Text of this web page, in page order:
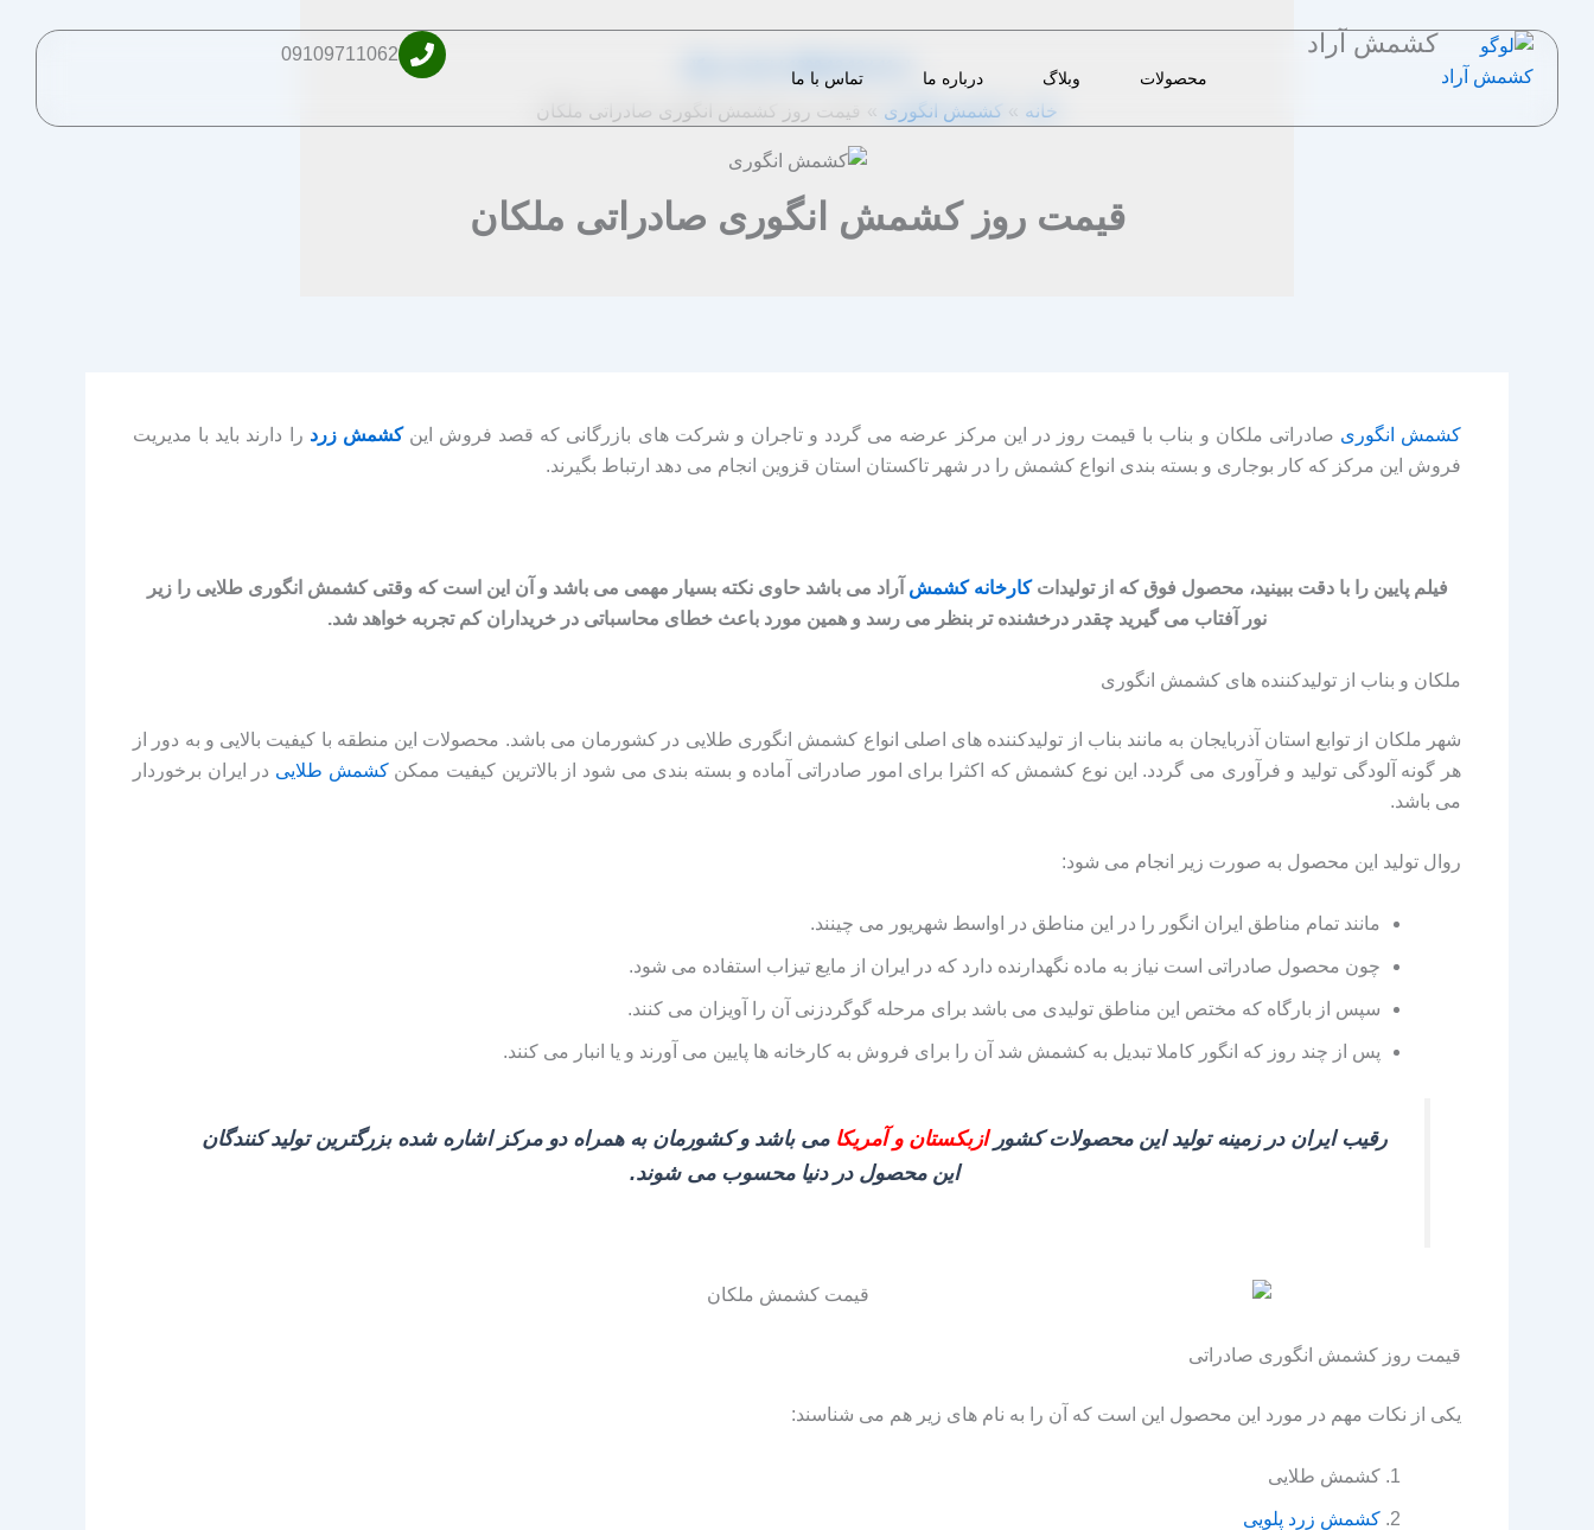
کشمش آراد
محصولات وبلاگ درباره ما تماس با ما
09109711062
1398-12-12
خانه کشمش انگوری قیمت روز کشمش انگوری صادراتی ملکان
قیمت روز کشمش انگوری صادراتی ملکان
کشمش انگوری صادراتی ملکان و بناب با قیمت روز در این مرکز عرضه می گردد و تاجران و شرکت های بازرگانی که قصد فروش اینکشمش زرد را دارند باید با مدیریت
فروش این مرکز که کار بوجاری و بسته بندی انواع کشمش را در شهر تاکستان استان قزوین انجام می دهد ارتباط بگیرند.
فیلم پایین را با دقت ببینید، محصول فوق که از تولیداتکارخانه کشمش آراد می باشد حاوی نکته بسیار مهمی می باشد و آن این است که وقتی کشمش انگوری طلایی را زیر
نور آفتاب می گیرید چقدر درخشنده تر بنظر می رسد و همین مورد باعث خطای محاسباتی در خریداران کم تجربه خواهد شد.
ملکان و بناب از تولیدکننده های کشمش انگوری
شهر ملکان از توابع استان آذربایجان به مانند بناب از تولیدکننده های اصلی انواع کشمش انگوری طلایی در کشورمان می باشد. محصولات این منطقه با کیفیت بالایی و به دور از
هر گونه آلودگی تولید و فرآوری می گردد. این نوع کشمش که اکثرا برای امور صادراتی آماده و بسته بندی می شود از بالاترین کیفیت ممکنکشمش طلایی در ایران برخوردار
می باشد.
روال تولید این محصول به صورت زیر انجام می شود:
مانند تمام مناطق ایران انگور را در این مناطق در اواسط شهریور می چینند.
چون محصول صادراتی است نیاز به ماده نگهدارنده دارد که در ایران از مایع تیزاب استفاده می شود.
سپس از بارگاه که مختص این مناطق تولیدی می باشد برای مرحله گوگردزنی آن را آویزان می کنند.
پس از چند روز که انگور کاملا تبدیل به کشمش شد آن را برای فروش به کارخانه ها پایین می آورند و یا انبار می کنند.
رقیب ایران در زمینه تولید این محصولات کشورازبکستان و آمریکا می باشد و کشورمان به همراه دو مرکز اشاره شده بزرگترین تولید کنندگان
این محصول در دنیا محسوب می شوند.
قیمت روز کشمش انگوری صادراتی
یکی از نکات مهم در مورد این محصول این است که آن را به نام های زیر هم می شناسند:
کشمش طلایی
کشمش زرد پلویی